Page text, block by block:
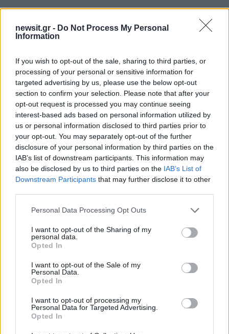
newsit.gr - Do Not Process My Personal
Information
If you wish to opt-out of the sale, sharing to third parties, or
processing of your personal or sensitive information for
targeted advertising by us, please use the below opt-out
section to confirm your selection. Please note that after your
opt-out request is processed you may continue seeing
interest-based ads based on personal information utilized by
us or personal information disclosed to third parties prior to
your opt-out. You may separately opt-out of the further
disclosure of your personal information by third parties on the
IAB’s list of downstream participants. This information may
also be disclosed by us to third parties on the IAB’s List of
Downstream Participants that may further disclose it to other
Please note that this website/app uses one or more Google
not limited to your visit or usage behaviour. You may click to
grant or deny consent to Google and its third-party tags to
use your data for below specified purposes in below Google
consent section.
Personal Data Processing Opt Outs
I want to opt-out of the Sharing of my
personal data.
Opted In
I want to opt-out of the Sale of my
Personal Data.
Opted In
I want to opt-out of processing my
Personal Data for Targeted Advertising.
Opted In
Σχόλια
Ποιες περιοχές μπαίνουν σε
Red Code για φωτιές: Τι
προβλέπει ο χάρτης – Σε
επιφυλακή η
Νέο βίντεο με τον
Μοτζτάμπα Χαμενεΐ
φουντώνουν οι φήμες
το αν βρίσκεται στη